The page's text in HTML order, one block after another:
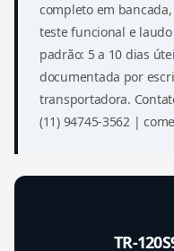
completo em
teste funcional e
padrão: 5 a 10 dias
documentada por
transportadora.
(11) 94745-3562 |
TR-